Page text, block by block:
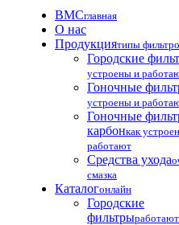
BMCглавная
О нас
Продукциятипы
Городские
устроены и
Гоночные
устроены и
Гоночные
карбонкак
работают
Средства ухода
смазка
Каталогонлайн
Городские
фильтры